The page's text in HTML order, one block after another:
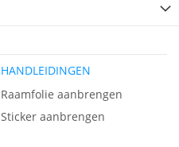
HANDLEIDINGEN
Raamfolie aanbrengen
Sticker aanbrengen